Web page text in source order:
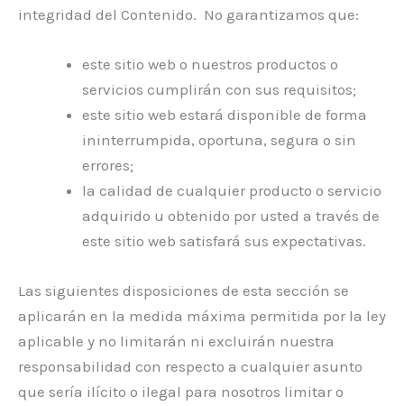
integridad del Contenido. No garantizamos que:
este sitio web o nuestros productos o
servicios cumplirán con sus requisitos;
este sitio web estará disponible de forma
ininterrumpida, oportuna, segura o sin
errores;
la calidad de cualquier producto o servicio
adquirido u obtenido por usted a través de
este sitio web satisfará sus expectativas.
Las siguientes disposiciones de esta sección se
aplicarán en la medida máxima permitida por la ley
aplicable y no limitarán ni excluirán nuestra
responsabilidad con respecto a cualquier asunto
que sería ilícito o ilegal para nosotros limitar o